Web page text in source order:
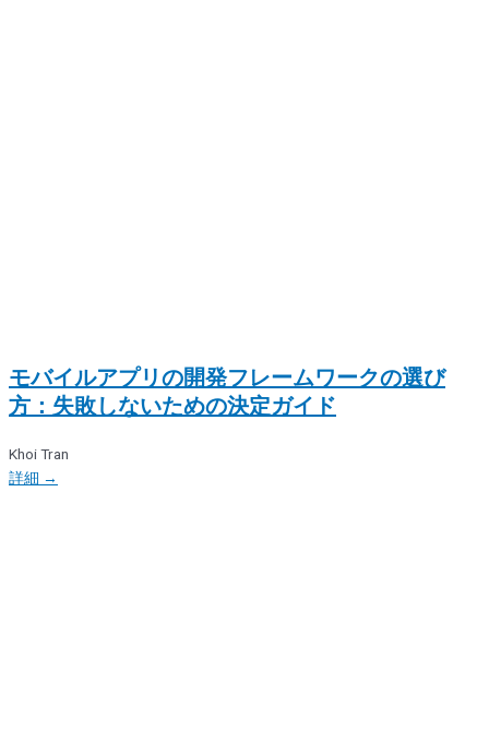
モバイルアプリの開発フレームワークの選び
方：失敗しないための決定ガイド
Khoi Tran
詳細 →